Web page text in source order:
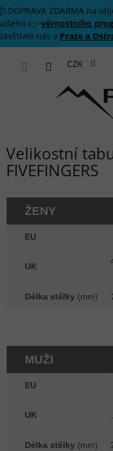
Přejít na obsah
DOPRAVA ZDARMA na
👉 věrnostního
nás v Praze a
CZK
Velikostní
FIVEFINGERS
ŽENY
EU
UK
Délka stélky (mm)
MUŽI
EU
UK
Délka stélky (mm)